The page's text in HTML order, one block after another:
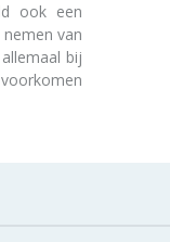
ook een
van
bij